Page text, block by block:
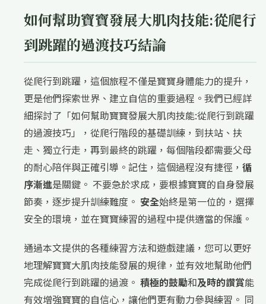
如何幫助寶寶發展大肌肉技能:從爬行
到跳躍的過渡技巧結論
從爬行到跳躍，這個旅程不僅是寶寶身體能力的提升，
更是他們探索世界、建立自信的重要過程。我們已經詳
細探討了「如何幫助寶寶發展大肌肉技能:從爬行到跳躍
的過渡技巧」，從爬行階段的基礎訓練，到扶站、扶
走、獨立行走，再到最終的跳躍，每個階段都需要父母
的耐心陪伴與正確引導。記住，這個過程沒有捷徑， 循
序漸進是關鍵。 不要急於求成，要根據寶寶的自身發展
節奏，逐步提升訓練難度。 安全始終是第一位的，選擇
安全的環境，並在寶寶練習的過程中提供適當的保護。
通過本文提供的各種練習方法和遊戲建議，您可以更好
地理解寶寶大肌肉技能發展的規律，並有效地幫助他們
完成從爬行到跳躍的過渡。 積極的鼓勵和及時的讚賞能
有效增強寶寶的自信心，讓他們更有動力參與練習。 同